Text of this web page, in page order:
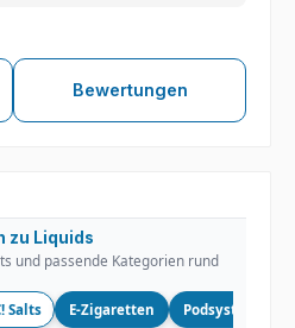
Bewertungen
zu Liquids
und passende Kategorien rund
Salts E-Zigaretten Podsysteme